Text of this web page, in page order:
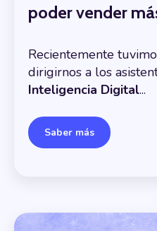
poder vender
Recientemente
dirigirnos a los
Inteligencia Digital...
Saber más